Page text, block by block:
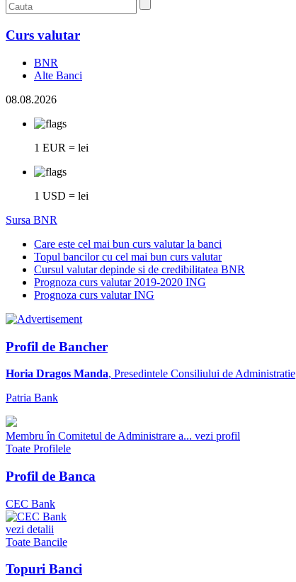
Curs valutar
BNR
Alte Banci
08.08.2026
1 EUR = lei
1 USD = lei
Sursa BNR
Care este cel mai bun curs valutar la banci
Topul bancilor cu cel mai bun curs valutar
Cursul valutar depinde si de credibilitatea BNR
Prognoza curs valutar 2019-2020 ING
Prognoza curs valutar ING
Profil de Bancher
Horia Dragos Manda, Presedintele Consiliului de Administratie
Patria Bank
Membru în Comitetul de Administrare a... vezi profil
Toate Profilele
Profil de Banca
CEC Bank
vezi detalii
Toate Bancile
Topuri Banci